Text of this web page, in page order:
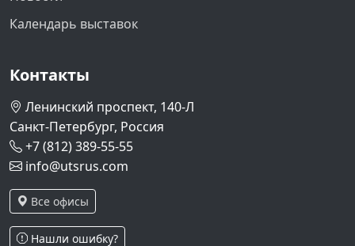
Календарь выставок
Контакты
Ленинский проспект, 140-Л
Санкт-Петербург, Россия
+7 (812) 389-55-55
info@utsrus.com
Все офисы
Нашли ошибку?